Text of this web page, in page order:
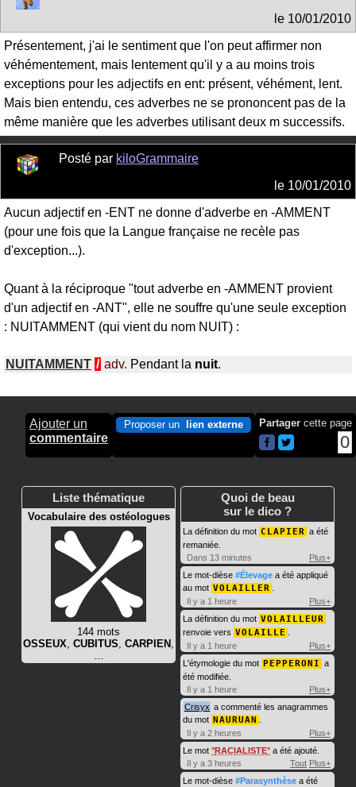
le 10/01/2010
Présentement, j'ai le sentiment que l'on peut affirmer non
véhémentement, mais lentement qu'il y a au moins trois
exceptions pour les adjectifs en ent: présent, véhément, lent.
Mais bien entendu, ces adverbes ne se prononcent pas de la
même manière que les adverbes utilisant deux m successifs.
Posté par kiloGrammaire
le 10/01/2010
Aucun adjectif en -ENT ne donne d'adverbe en -AMMENT
(pour une fois que la Langue française ne recèle pas
d'exception...).
Quant à la réciproque "tout adverbe en -AMMENT provient
d'un adjectif en -ANT", elle ne souffre qu'une seule exception
: NUITAMMENT (qui vient du nom NUIT) :
NUITAMMENT / adv. Pendant la nuit.
Ajouter un
commentaire
Proposer un lien externe Partager cette page
0
Liste thématique
Vocabulaire des ostéologues
144 mots
OSSEUX, CUBITUS, CARPIEN ,
…
Quoi de beau
sur le dico ?
La définition du mot CLAPIER a été
remaniée.
Dans 13 minutes
Plus+
Le mot-dièse #Élevage a été appliqué
au mot VOLAILLER
Il y a 1 heure
Plus+
La définition du mot VOLAILLEUR
renvoie vers VOLAILLE
Il y a 1 heure
Plus+
L'étymologie du mot PEPPERONI a
été modifiée.
Il y a 1 heure
Plus+
Crisyx a commenté les anagrammes
du mot NAURUAN
Il y a 2 heures
Plus+
Le mot
RACIALISTE a été ajouté.
Il y a 3 heures
Tout Plus+
Le mot-dièse #Parasynthèse a été